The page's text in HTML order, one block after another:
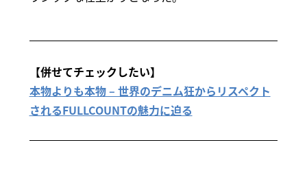
【併せてチェックしたい】
本物よりも本物 – 世界のデニム狂からリスペクト
されるFULLCOUNTの魅力に迫る